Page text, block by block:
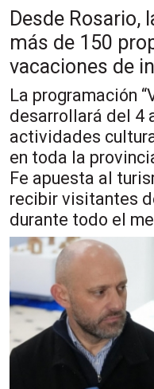
Desde Rosario,
más de 150
vacaciones de
La programación
desarrollará del 4
actividades
en toda la
Fe apuesta al
recibir visitantes
durante todo el